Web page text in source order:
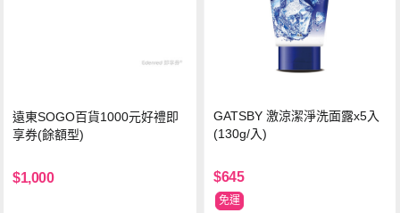
遠東SOGO百貨1000元好禮即
享券(餘額型)
$1,000
GATSBY 激涼潔淨洗面露x5入
(130g/入)
$645
免運